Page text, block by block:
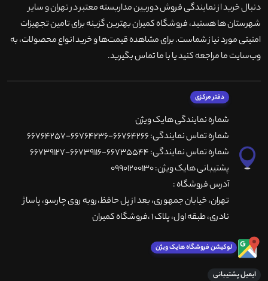
دنبال خرید از نمایندگی فروش دوربین مداربسته معتبر در تهران و سایر
شهرستان ها هستید، فروشگاه کمیران بهترین گزینه برای تامین تجهیزات
امنیتی مورد نیاز شماست. برای مشاهده قیمت‌ها و خرید انواع محصولات، به
وب‌سایت ما مراجعه کنید یا با ما تماس بگیرید.
دفتر مرکزی
شماره نمایندگی هایک ویژن
شماره تماس نمایندگی: 66764266-66764236-66764257
شماره تماس نمایندگی: 66735544-66739116-66739127
پشتیبانی هایک ویژن: 09901200130
آدرس فروشگاه :
تهران، خيابان جمهوری، بعد از پل حافظ،روبه روی چارسو، پاساژ
نادری، طبقه اول، پلاک 1 ،فروشگاه کمیران
لوکیشن فروشگاه هایک ویژن
ایمیل پشتیبانی